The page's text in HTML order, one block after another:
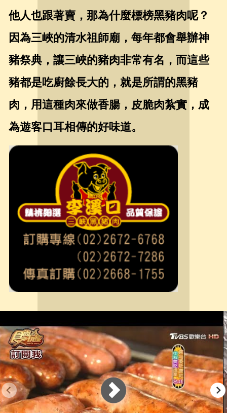
他人也跟著賣，那為什麼標榜黑豬肉呢？
因為三峽的清水祖師廟，每年都會舉辦神
豬祭典，讓三峽的豬肉非常有名，而這些
豬都是吃廚餘長大的，就是所謂的黑豬
肉，用這種肉來做香腸，皮脆肉紮實，成
為遊客口耳相傳的好味道。